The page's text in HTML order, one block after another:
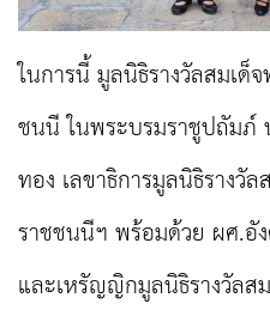
ในการนี้ มูลนิธิรางวัลสมเด็
ชนนี ในพระบรมราชูปถัมภ์
ทอง เลขาธิการมูลนิธิรางวั
ราชชนนีฯ พร้อมด้วย ผศ.อั
และเหรัญญิกมูลนิธิรางวัลส